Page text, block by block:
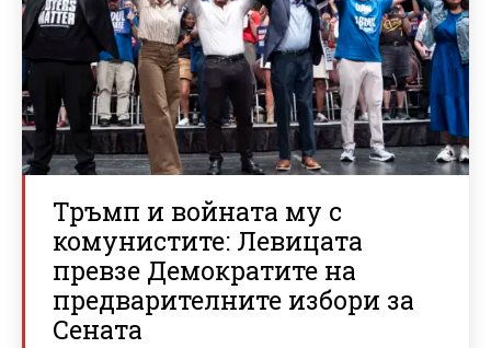
Тръмп и войната му с
комунистите: Левицата
превзе Демократите на
предварителните избори за
Сената